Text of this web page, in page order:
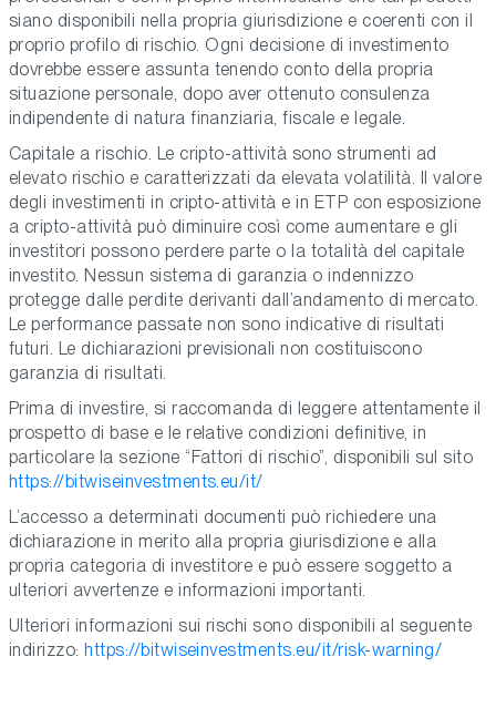
siano disponibili nella propria giurisdizione e coerenti con il
proprio profilo di rischio. Ogni decisione di investimento
dovrebbe essere assunta tenendo conto della propria
situazione personale, dopo aver ottenuto consulenza
indipendente di natura finanziaria, fiscale e legale.
Capitale a rischio. Le cripto-attività sono strumenti ad
elevato rischio e caratterizzati da elevata volatilità. Il valore
degli investimenti in cripto-attività e in ETP con esposizione
a cripto-attività può diminuire così come aumentare e gli
investitori possono perdere parte o la totalità del capitale
investito. Nessun sistema di garanzia o indennizzo
protegge dalle perdite derivanti dall’andamento di mercato.
Le performance passate non sono indicative di risultati
futuri. Le dichiarazioni previsionali non costituiscono
garanzia di risultati.
Prima di investire, si raccomanda di leggere attentamente il
prospetto di base e le relative condizioni definitive, in
particolare la sezione “Fattori di rischio”, disponibili sul sito
https://bitwiseinvestments.eu/it/
L’accesso a determinati documenti può richiedere una
dichiarazione in merito alla propria giurisdizione e alla
propria categoria di investitore e può essere soggetto a
ulteriori avvertenze e informazioni importanti.
Ulteriori informazioni sui rischi sono disponibili al seguente
indirizzo: https://bitwiseinvestments.eu/it/risk-warning/